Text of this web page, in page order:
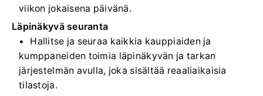
viikon jokaisena päivänä.
Läpinäkyvä seuranta
Hallitse ja seuraa kaikkia kauppiaiden ja
kumppaneiden toimia läpinäkyvän ja tarkan
järjestelmän avulla, joka sisältää reaaliaikaisia ​​
tilastoja.